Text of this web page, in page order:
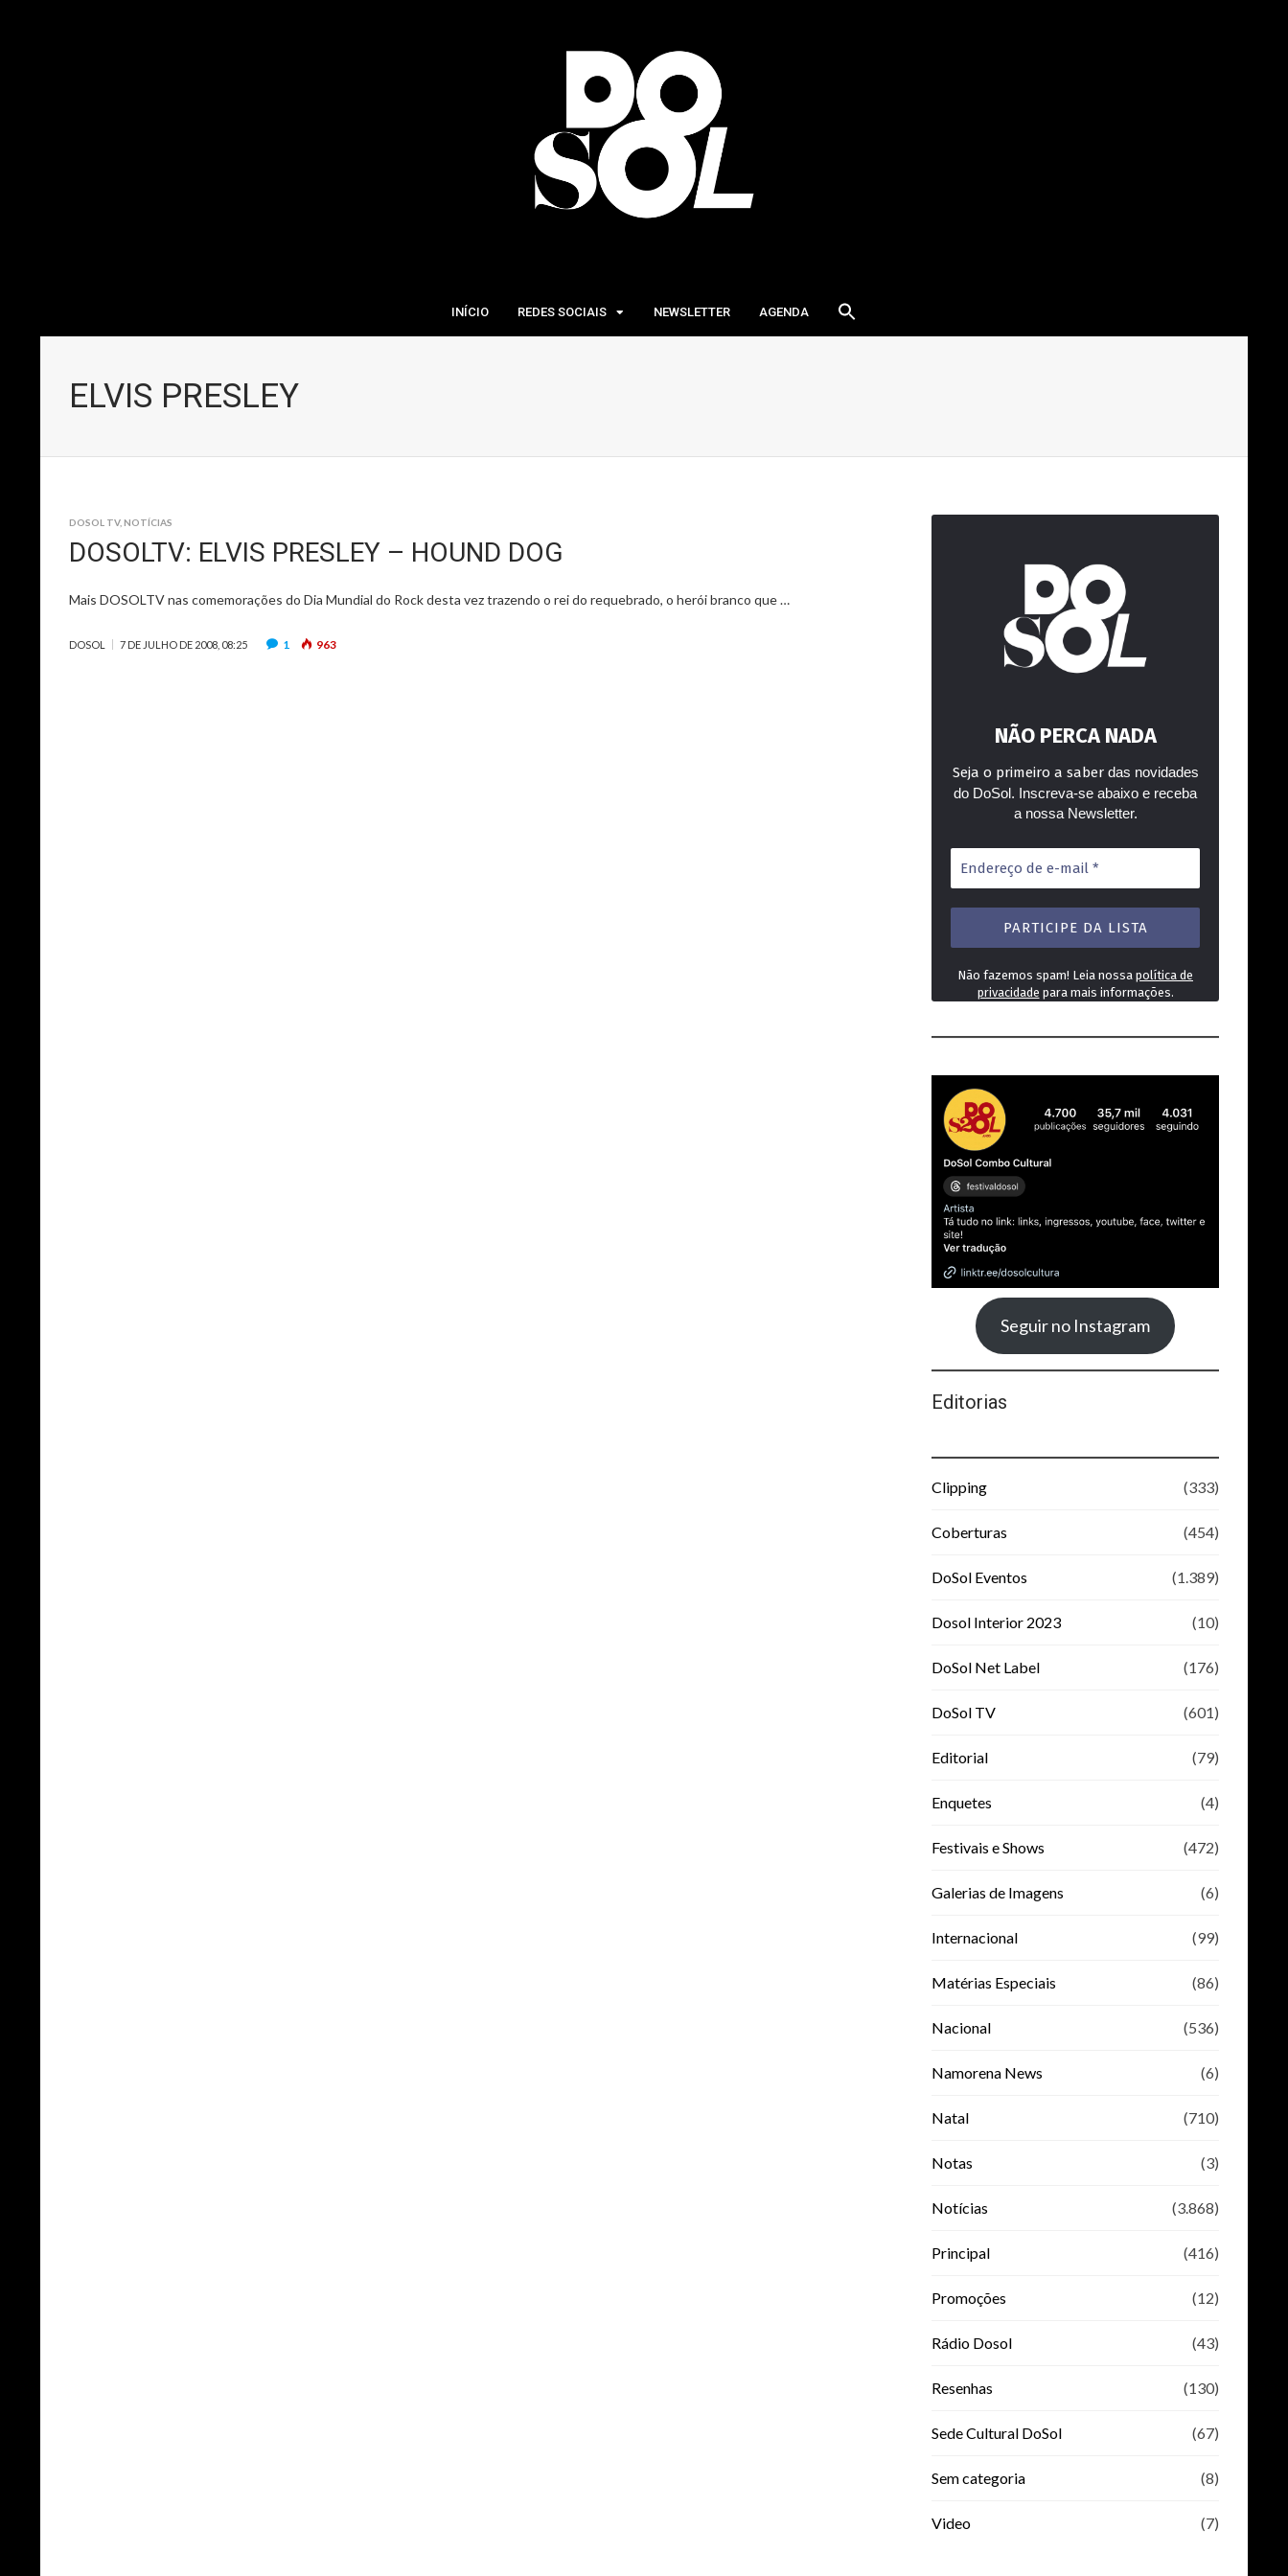
INÍCIO REDES SOCIAIS NEWSLETTER AGENDA
ELVIS PRESLEY
DOSOL TV, NOTÍCIAS
DOSOLTV: ELVIS PRESLEY – HOUND DOG
Mais DOSOLTV nas comemorações do Dia Mundial do Rock desta vez trazendo o rei do requebrado, o herói branco que …
DOSOL 7 DE JULHO DE 2008, 08:25 1 963
NÃO PERCA NADA
Seja o primeiro a saberdas novidades
do DoSol. Inscreva-se abaixo e receba
a nossa Newsletter.
Endereço
de
e-
mail
Não fazemos spam! Leia nossa política de
privacidade para mais informações.
Seguir no Instagram
Editorias
Clipping (333)
Coberturas (454)
DoSol Eventos (1.389)
Dosol Interior 2023 (10)
DoSol Net Label (176)
DoSol TV (601)
Editorial (79)
Enquetes (4)
Festivais e Shows (472)
Galerias de Imagens (6)
Internacional (99)
Matérias Especiais (86)
Nacional (536)
Namorena News (6)
Natal (710)
Notas (3)
Notícias (3.868)
Principal (416)
Promoções (12)
Rádio Dosol (43)
Resenhas (130)
Sede Cultural DoSol (67)
Sem categoria (8)
Video (7)